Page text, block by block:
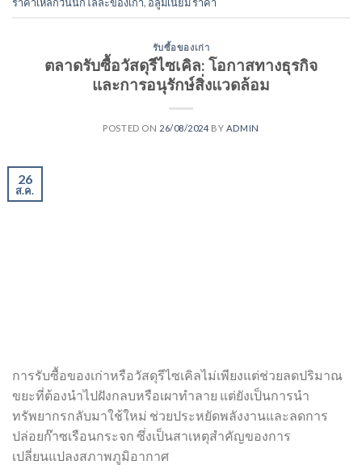
รับซื้อของเก่า
ตลาดรับซื้อวัสดุรีไซเคิล: โอกาสทางธุรกิจ
และการอนุรักษ์สิ่งแวดล้อม
POSTED ON 26/08/2024 BY ADMIN
26
ส.ค.
การรับซื้อของเก่าหรือวัสดุรีไซเคิลไม่เพียงแต่ช่วยลดปริมาณ
ขยะที่ต้องนำไปฝังกลบหรือเผาทำลาย แต่ยังเป็นการนำ
ทรัพยากรกลับมาใช้ใหม่ ช่วยประหยัดพลังงานและลดการ
ปล่อยก๊าซเรือนกระจก ซึ่งเป็นสาเหตุสำคัญของการ
เปลี่ยนแปลงสภาพภูมิอากาศ